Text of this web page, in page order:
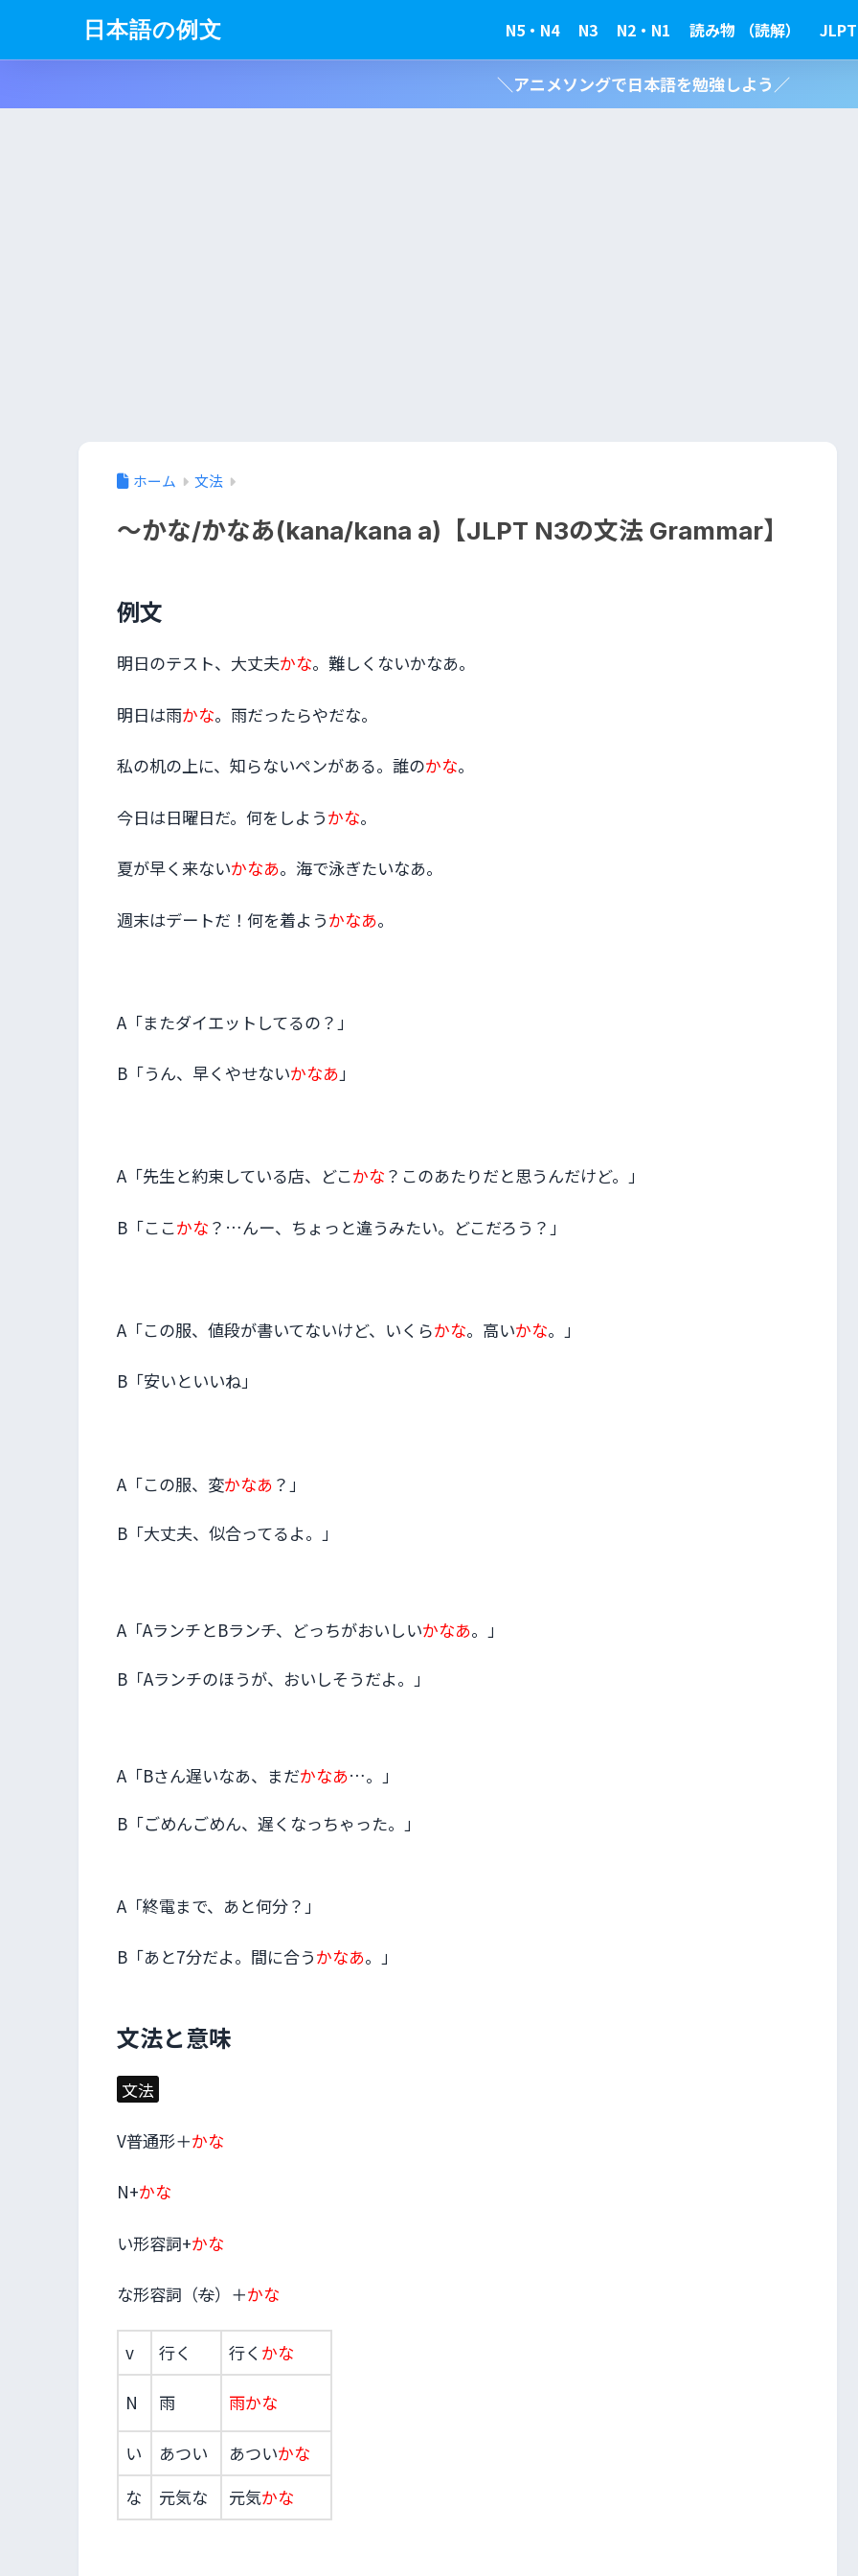
日本語の例文 N5・N4 N3 N2・N1 読み物 （読解）
＼アニメソングで日本語を勉強しよう／
ホーム 文法
〜かな/かなあ(kana/kana a)【JLPT N3の文法 Grammar】
例文
明日のテスト、大丈夫かな。難しくないかなあ。
明日は雨かな。雨だったらやだな。
私の机の上に、知らないペンがある。誰のかな。
今日は日曜日だ。何をしようかな。
夏が早く来ないかなあ。海で泳ぎたいなあ。
週末はデートだ！何を着ようかなあ。
A「またダイエットしてるの？」
B「うん、早くやせないかなあ」
A「先生と約束している店、どこかな ？このあたりだと思うんだけど。」
B「ここかな ？…んー、ちょっと違うみたい。どこだろう？」
A「この服、値段が書いてないけど、いくらかな。高いかな。」
B「安いといいね」
A「この服、変かなあ ？」
B「大丈夫、似合ってるよ。」
A「AランチとBランチ、どっちがおいしいかなあ。」
B「Aランチのほうが、おいしそうだよ。」
A「Bさん遅いなあ、まだかなあ…。」
B「ごめんごめん、遅くなっちゃった。」
A「終電まで、あと何分？」
B「あと7分だよ。間に合うかなあ。」
文法と意味
文法
V普通形＋かな
N+かな
い形容詞+かな
な形容詞（な）＋かな
v 行く 行く かな
N 雨 雨かな
い あつい あついかな
な
元気な 元気かな